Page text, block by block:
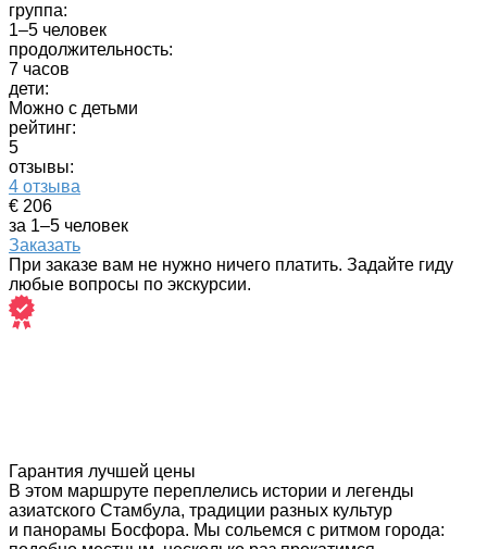
группа:
1–5 человек
продолжительность:
7 часов
дети:
Можно с детьми
рейтинг:
5
отзывы:
4 отзыва
€ 206
за 1–5 человек
Заказать
При заказе вам не нужно ничего платить. Задайте гиду
любые вопросы по экскурсии.
Гарантия лучшей цены
В этом маршруте переплелись истории и легенды
азиатского Стамбула, традиции разных культур
и панорамы Босфора. Мы сольемся с ритмом города: